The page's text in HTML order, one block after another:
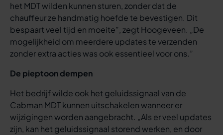
het MDT wilden kunnen sturen, zonder dat de
chauffeur ze handmatig hoefde te bevestigen. Dit
bespaart veel tijd en moeite”, zegt Hoogeveen. „De
mogelijkheid om meerdere updates te verzenden
zonder extra acties was ook essentieel voor ons.”
De pieptoon dempen
Het bedrijf wilde ook het geluidssignaal van de
Cabman MDT kunnen uitschakelen wanneer er
wijzigingen worden aangebracht. „Als er veel updates
zijn, kan het geluidssignaal storend werken, en door